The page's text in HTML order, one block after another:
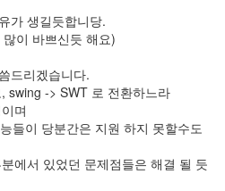
가 생길듯합니당.
이 바쁘신듯 해요)
드리겠습니다.
swing -> SWT 로 전환하느라
며
들이 당분간은 지원 하지 못할수도
에서 있었던 문제점들은 해결 될 듯